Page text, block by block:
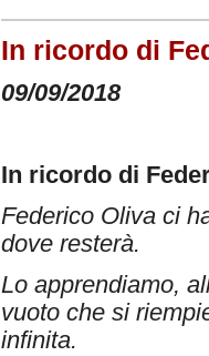
In ricordo di
09/09/2018
In ricordo di
Federico Oliva ci
dove resterà.
Lo apprendiamo,
vuoto che si
infinita.